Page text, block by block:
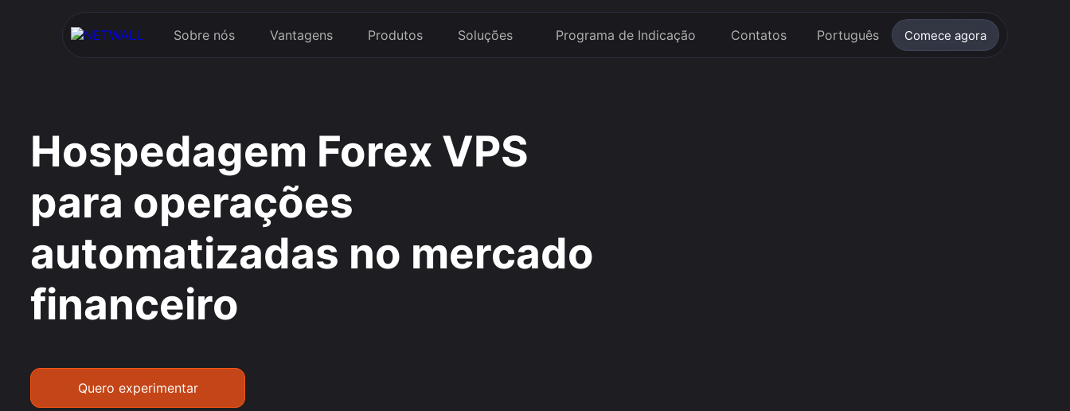
Sobre nós Vantagens Produtos Soluções Programa de Indicação Contatos Português Comece agora
Hospedagem Forex VPS
para operações
automatizadas no mercado
financeiro
Quero experimentar